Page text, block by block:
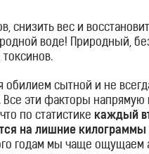
снизить вес и
воде! Природный,
сытной и не
эти факторы напрямую
по статистике каждый
на лишние килограммы
годам мы чаще ощущаем